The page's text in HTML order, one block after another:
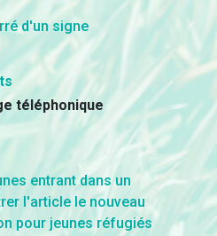
téléphonique